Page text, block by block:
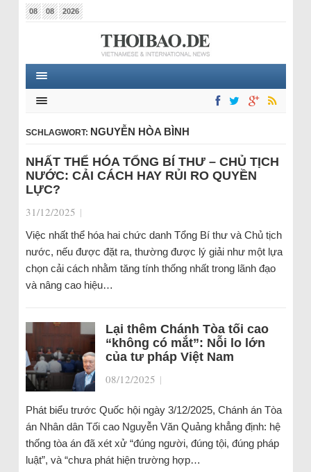
08 08 2026
SCHLAGWORT: NGUYỄN HÒA BÌNH
NHẤT THỂ HÓA TỔNG BÍ THƯ – CHỦ TỊCH
NƯỚC: CẢI CÁCH HAY RỦI RO QUYỀN
LỰC?
31/12/2025 |
Việc nhất thể hóa hai chức danh Tổng Bí thư và Chủ tịch
nước, nếu được đặt ra, thường được lý giải như một lựa
chọn cải cách nhằm tăng tính thống nhất trong lãnh đạo
và nâng cao hiệu…
Lại thêm Chánh Tòa tối cao
“không có mắt”: Nỗi lo lớn
của tư pháp Việt Nam
08/12/2025 |
Phát biểu trước Quốc hội ngày 3/12/2025, Chánh án Tòa
án Nhân dân Tối cao Nguyễn Văn Quảng khẳng định: hệ
thống tòa án đã xét xử “đúng người, đúng tội, đúng pháp
luật”, và “chưa phát hiện trường hợp…